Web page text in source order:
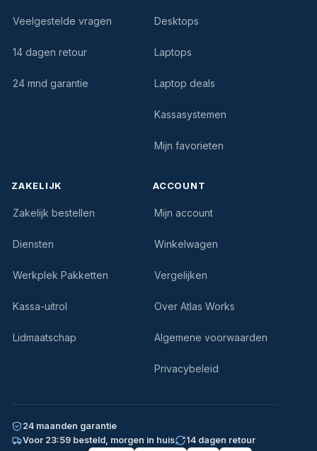
Veelgestelde vragen
14 dagen retour
24 mnd garantie
Desktops
Laptops
Laptop deals
Kassasystemen
Mijn favorieten
ZAKELIJK
Zakelijk bestellen
Diensten
Werkplek Pakketten
Kassa-uitrol
Lidmaatschap
ACCOUNT
Mijn account
Winkelwagen
Vergelijken
Over Atlas Works
Algemene voorwaarden
Privacybeleid
24 maanden garantie
Voor 23:59 besteld, morgen in huis
14 dagen retour